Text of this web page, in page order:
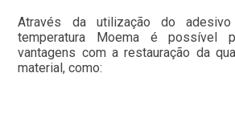
Através da utilização do
temperatura Moema é possível
vantagens com a restauração da
material, como: